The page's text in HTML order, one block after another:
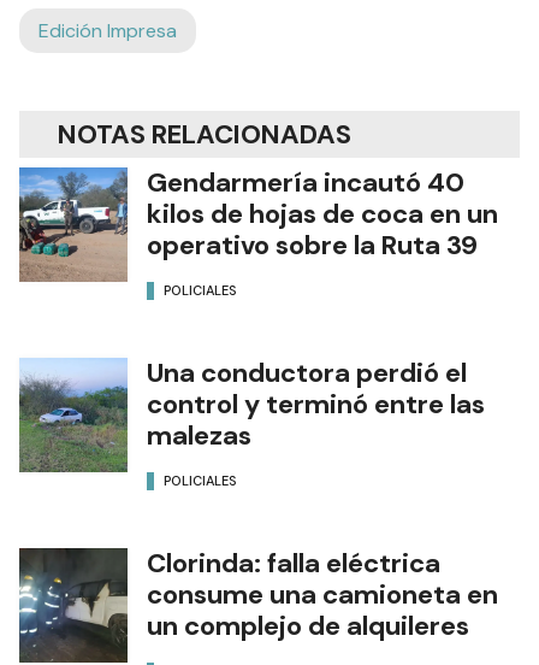
Edición Impresa
NOTAS RELACIONADAS
Gendarmería incautó 40
kilos de hojas de coca en un
operativo sobre la Ruta 39
POLICIALES
Una conductora perdió el
control y terminó entre las
malezas
POLICIALES
Clorinda: falla eléctrica
consume una camioneta en
un complejo de alquileres